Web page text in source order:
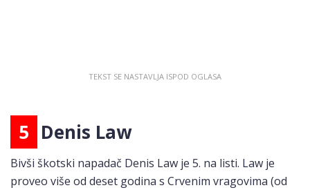
5 Denis Law
Bivši škotski napadač Denis Law je 5. na listi. Law je
proveo više od deset godina s Crvenim vragovima (od